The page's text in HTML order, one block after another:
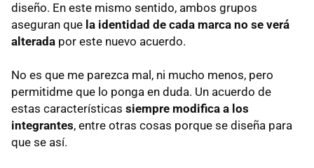
diseño. En este mismo sentido, ambos grupos
aseguran que la identidad de cada marca no se verá
alterada por este nuevo acuerdo.
No es que me parezca mal, ni mucho menos, pero
permitidme que lo ponga en duda. Un acuerdo de
estas características siempre modifica a los
integrantes, entre otras cosas porque se diseña para
que se así.